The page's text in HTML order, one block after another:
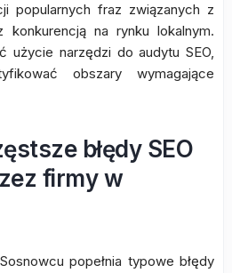
popularnych fraz związanych z
konkurencją na rynku lokalnym.
użycie narzędzi do audytu SEO,
obszary wymagające
błędy SEO
firmy w
popełnia typowe błędy